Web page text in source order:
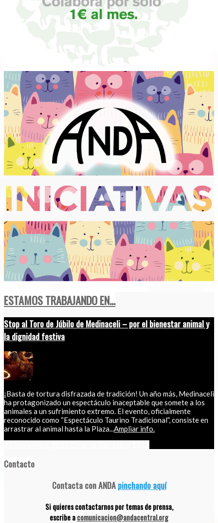
ESTAMOS TRABAJANDO EN...
Stop al Toro de Júbilo de Medinaceli – por el bienestar animal y
la dignidad festiva
¡Basta de tortura disfrazada de tradición! Un año más, Medinaceli
ha protagonizado un espectáculo inaceptable que somete a los
animales a un sufrimiento extremo. El evento, oficialmente
reconocido como “Espectáculo Taurino Tradicional”, consiste en
arrastrar al animal hasta la Plaza...Ampliar info.
Contacto
Contacta con ANDApinchando aquí
Si quieres contactarnos por temas de prensa,
escribe acomunicacion@andacentral.org